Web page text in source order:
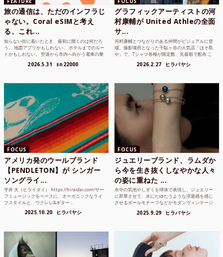
旅の通信は、ただのインフラじ
ゃない。Coral eSIMと考え
る、これ...
知らない街に着いたとき、最初に開くのは何だろ
う。 地図アプリかもしれない。 ホテルまでのルー
トかもしれない。 空港から市内へ向かう電車の乗
2026.5.31 sn22000
グラフィックアーティストの河
村康輔が United Athleの全面
サ...
河村康輔とつながりのある仲間がビジュアルに登
場。撮影場所となった千駄ヶ谷の人気店「ほそ島
や」で、Tシャツ各種が限定数、先着順で配布 こ
2026.2.27 ヒラバヤシ
FOCUS
アメリカ発のウールブランド
【PENDLETON】が シンガー
ソングライ...
平井 大（ヒライダイ） https://hiraidai.com/サー
フミュージックをベースに、オーガニックなライ
フスタイルと、ウクレレ&ギター...
2025.10.20 ヒラバヤシ
FOCUS
ジュエリーブランド、ラムダか
ら今を生き抜くしなやかな人々
の姿に重ねた ...
水中の気泡やしずくを球体で表現し、ジュエリー
に昇華させて、水にたゆたうような浮遊感を感じ
させるボールモチーフなどがモダンヴィンテージ
2025.9.29 ヒラバヤシ